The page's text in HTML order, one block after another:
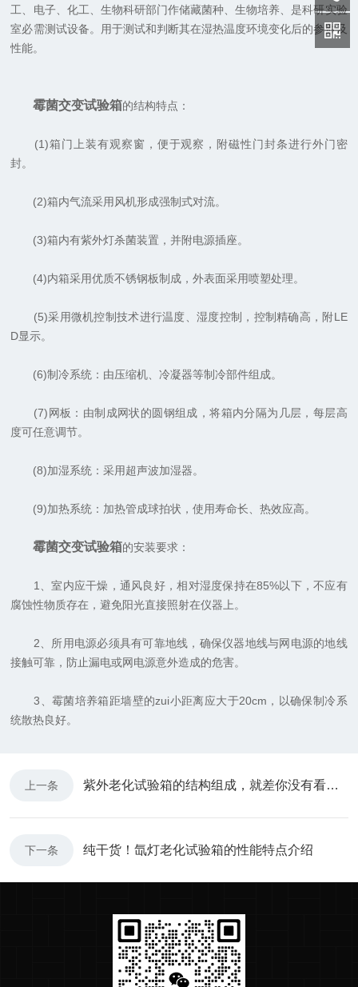
工、电子、化工、生物科研部门作储藏菌种、生物培养、是科研实验
室必需测试设备。用于测试和判断其在湿热温度环境变化后的参数及
性能。
霉菌交变试验箱的结构特点：
(1)箱门上装有观察窗，便于观察，附磁性门封条进行外门密
封。
(2)箱内气流采用风机形成强制式对流。
(3)箱内有紫外灯杀菌装置，并附电源插座。
(4)内箱采用优质不锈钢板制成，外表面采用喷塑处理。
(5)采用微机控制技术进行温度、湿度控制，控制精确高，附LE
D显示。
(6)制冷系统：由压缩机、冷凝器等制冷部件组成。
(7)网板：由制成网状的圆钢组成，将箱内分隔为几层，每层高
度可任意调节。
(8)加湿系统：采用超声波加湿器。
(9)加热系统：加热管成球拍状，使用寿命长、热效应高。
霉菌交变试验箱的安装要求：
1、室内应干燥，通风良好，相对湿度保持在85%以下，不应有
腐蚀性物质存在，避免阳光直接照射在仪器上。
2、所用电源必须具有可靠地线，确保仪器地线与网电源的地线
接触可靠，防止漏电或网电源意外造成的危害。
3、霉菌培养箱距墙壁的zui小距离应大于20cm，以确保制冷系
统散热良好。
上一条 紫外老化试验箱的结构组成，就差你没有看过了
下一条 纯干货！氙灯老化试验箱的性能特点介绍